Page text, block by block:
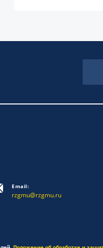
Email:
rzgmu@rzgmu.ru